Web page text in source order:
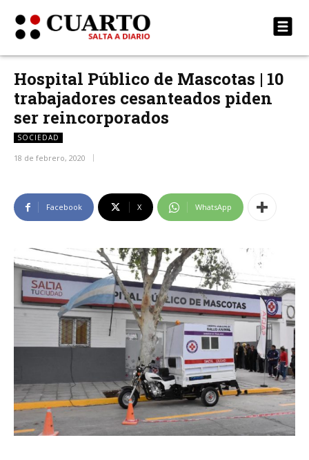
Hospital Público de Mascotas | 10
trabajadores cesanteados piden
ser reincorporados
SOCIEDAD
18 de febrero, 2020
Facebook X WhatsApp